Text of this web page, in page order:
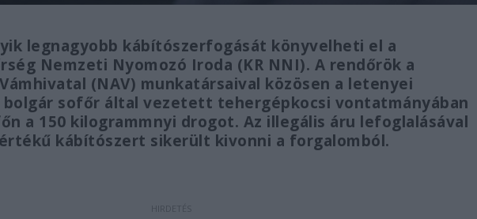
legnagyobb kábítószerfogását könyvelheti el a
Nemzeti Nyomozó Iroda (KR NNI). A rendőrök a
(NAV) munkatársaival közösen a letenyei
sofőr által vezetett tehergépkocsi vontatmányában
a 150 kilogrammnyi drogot. Az illegális áru lefoglalásával
kábítószert sikerült kivonni a forgalomból.